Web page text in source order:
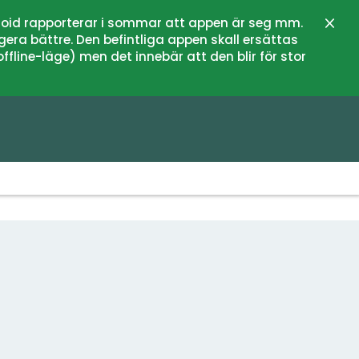
rapporterar i sommar att appen är seg mm.
bättre. Den befintliga appen skall ersättas
läge) men det innebär att den blir för stor